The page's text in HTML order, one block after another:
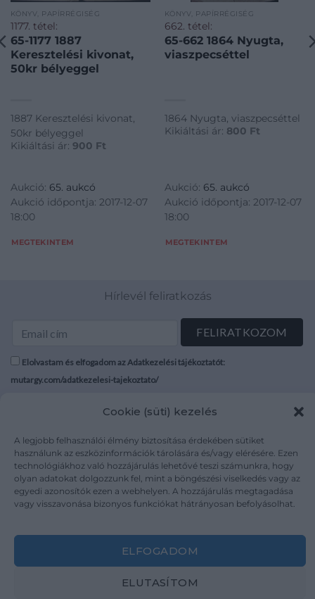
Cookie (süti) kezelés
A legjobb felhasználói élmény biztosítása érdekében sütiket
használunk az eszközinformációk tárolására és/vagy elérésére. Ezen
technológiákhoz való hozzájárulás lehetővé teszi számunkra, hogy
olyan adatokat dolgozzunk fel, mint a böngészési viselkedés vagy az
egyedi azonosítók ezen a webhelyen. A hozzájárulás megtagadása
vagy visszavonása bizonyos funkciókat hátrányosan befolyásolhat.
ELFOGADOM
ELUTASÍTOM
KÖNYV, PAPÍRRÉGISÉG
1177. tétel:
65-1177 1887
Keresztelési kivonat,
50kr bélyeggel
1887 Keresztelési kivonat,
50kr bélyeggel
Kikiáltási ár: 900 Ft
Aukció: 65. aukcó
Aukció időpontja: 2017-12-07
18:00
MEGTEKINTEM
KÖNYV, PAPÍRRÉGISÉG
662. tétel:
65-662 1864 Nyugta,
viaszpecséttel
1864 Nyugta, viaszpecséttel
Kikiáltási ár: 800 Ft
Aukció: 65. aukcó
Aukció időpontja: 2017-12-07
18:00
MEGTEKINTEM
Hírlevél feliratkozás
Elolvastam és elfogadom az Adatkezelési tájékoztatót:
mutargy.com/adatkezelesi-tajekoztato/
Karrier
Kapcsolat
Áraink
Adatvédelem
Impresszum